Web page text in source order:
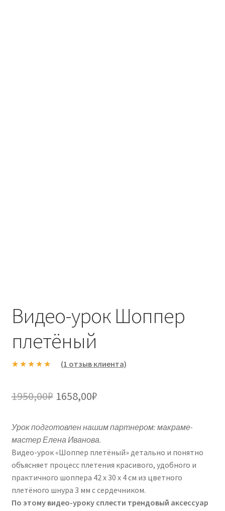
Видео-урок Шоппер
плетёный
основе
пользовател
я
(1 отзыв клиента)
1950,00₽ Первоначальная
составляла
1950,00₽.
1658,00₽Текущая
1658,00₽.
Урок подготовлен нашим партнером: макраме-
мастер Елена Иванова.
Видео-урок «Шоппер плетёный» детально и понятно
объясняет процесс плетения красивого, удобного и
практичного шоппера 42 х 30 х 4 см из цветного
плетёного шнура 3 мм с сердечником.
По этому видео-уроку сплести трендовый аксессуар